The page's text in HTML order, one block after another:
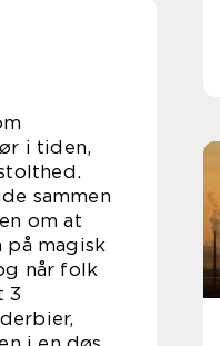
i tiden,
sammen
om at
på magisk
når folk
3